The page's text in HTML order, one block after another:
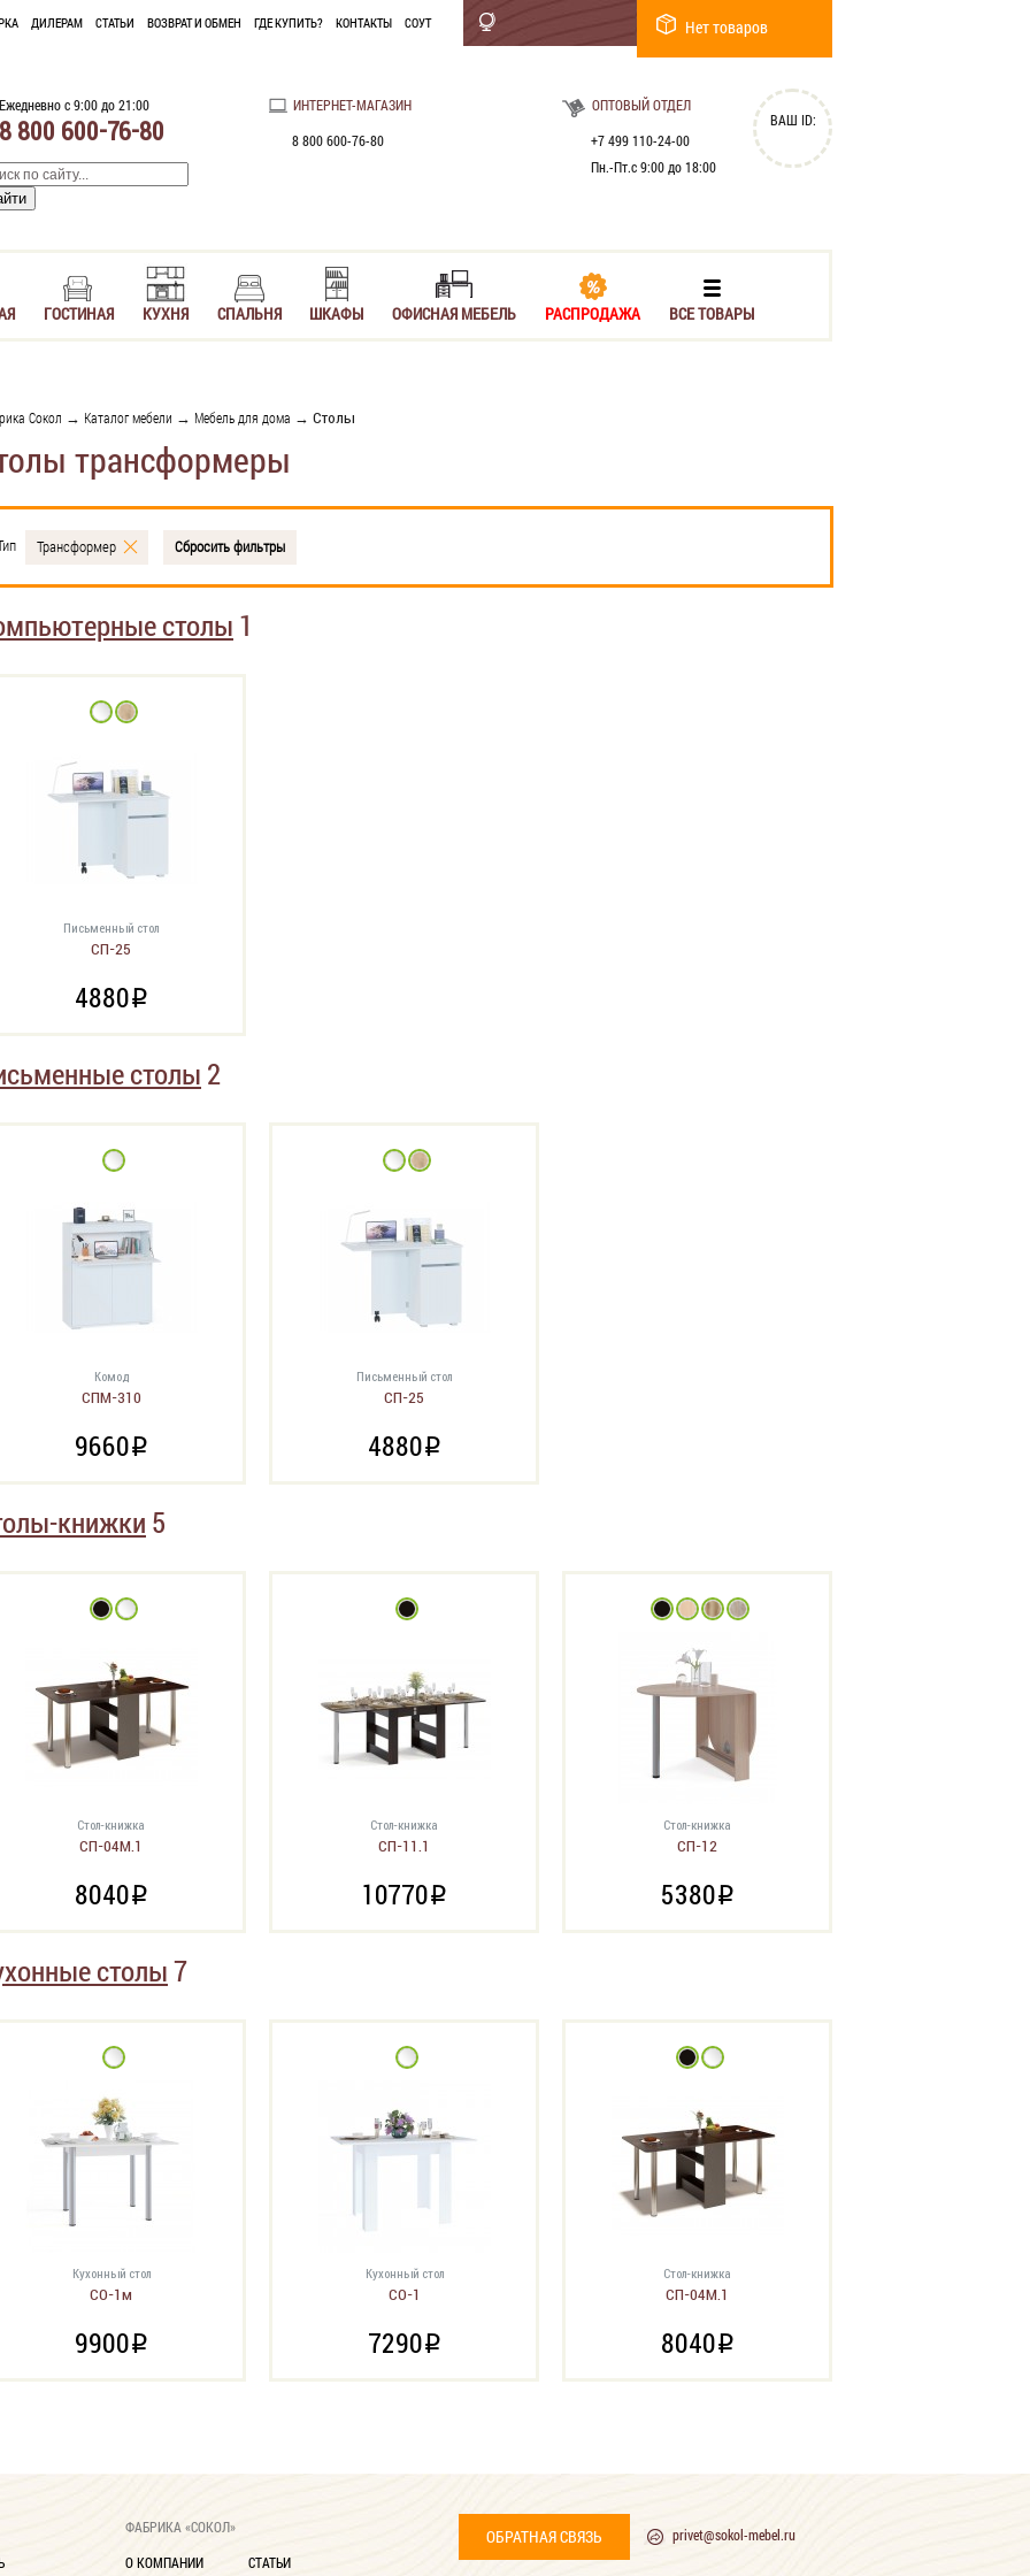
ДИЛЕРАМ СТАТЬИ ВОЗВРАТ И ОБМЕН ГДЕ КУПИТЬ? КОНТАКТЫ СОУТ Нет товаров
Ежедневно с 9:00 до 21:00
8 800 600-76-80
ИНТЕРНЕТ-МАГАЗИН
8 800 600-76-80
ОПТОВЫЙ ОТДЕЛ
+7 499 110-24-00
Пн.-Пт.с 9:00 до 18:00
ВАШ ID:
ГОСТИНАЯ КУХНЯ СПАЛЬНЯ ШКАФЫ ОФИСНАЯ МЕБЕЛЬ РАСПРОДАЖА ВСЕ ТОВАРЫ
Сокол → Каталог мебели → Мебель для дома → Столы
трансформеры
Трансформер Сбросить фильтры
столы 1
Письменный стол
СП-25
4880i
столы 2
Комод
СПМ-310
9660i
Письменный стол
СП-25
4880i
книжки 5
Стол-книжка
СП-04М.1
8040i
Стол-книжка
СП-11.1
10770i
Стол-книжка
СП-12
5380i
столы7
Кухонный стол
СО-1м
9900i
Кухонный стол
СО-1
7290i
Стол-книжка
СП-04М.1
8040i
ФАБРИКА «СОКОЛ»
О КОМПАНИИ
СТАТЬИ
ОБРАТНАЯ СВЯЗЬ privet@sokol-mebel.ru